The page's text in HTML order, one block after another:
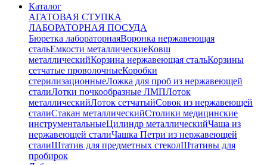
Каталог
АГАТОВАЯ СТУПКА
ЛАБОРАТОРНАЯ ПОСУДА
Бюретка лабораторнаяВоронка нержавеющая
стальЕмкости металлическиеКовш
металлическийКорзина нержавеющая стальКорзины
сетчатые проволочныеКоробки
стерилизационныеЛожка для проб из нержавеющей
сталиЛотки почкообразные ЛМПЛоток
металлическийЛоток сетчатыйСовок из нержавеющей
сталиСтакан металлическийСтолики медицинские
инструментальныеЦилиндр металлическийЧаша из
нержавеющей сталиЧашка Петри из нержавеющей
сталиШтатив для предметных стеколШтативы для
пробирок